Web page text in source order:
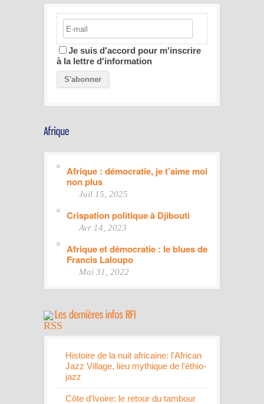
Je suis d'accord pour m'inscrire
à la lettre d'information
Afrique : démocratie, je t’aime moi
non plus
Juil 15, 2025
Crispation politique à Djibouti
Avr 14, 2023
Afrique et démocratie : le blues de
Francis Laloupo
Mai 31, 2022
Histoire de la nuit africaine: l'African
Jazz Village, lieu mythique de l'éthio-
jazz
Côte d'Ivoire: le retour du tambour